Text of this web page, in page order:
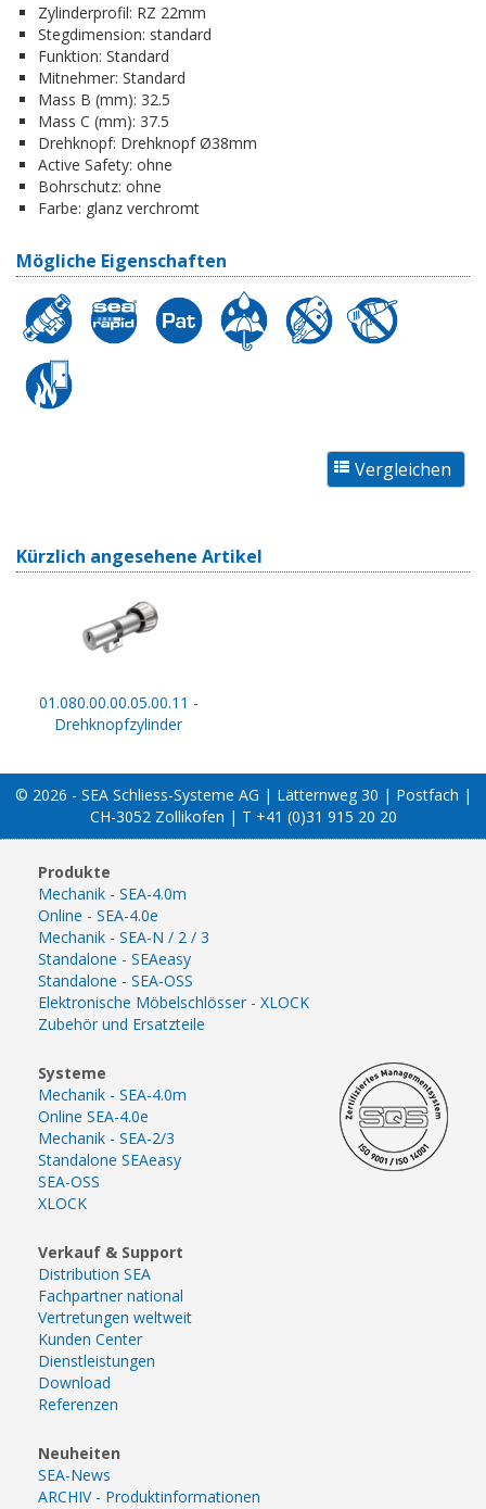
Zylinderprofil: RZ 22mm
Stegdimension: standard
Funktion: Standard
Mitnehmer: Standard
Mass B (mm): 32.5
Mass C (mm): 37.5
Drehknopf: Drehknopf Ø38mm
Active Safety: ohne
Bohrschutz: ohne
Farbe: glanz verchromt
Mögliche Eigenschaften
Kürzlich angesehene Artikel
01.080.00.00.05.00.11 -
Drehknopfzylinder
© 2026 - SEA Schliess-Systeme AG | Lätternweg 30 | Postfach |
CH-3052 Zollikofen | T +41 (0)31 915 20 20
Produkte
Mechanik - SEA-4.0m
Online - SEA-4.0e
Mechanik - SEA-N / 2 / 3
Standalone - SEAeasy
Standalone - SEA-OSS
Elektronische Möbelschlösser - XLOCK
Zubehör und Ersatzteile
Systeme
Mechanik - SEA-4.0m
Online SEA-4.0e
Mechanik - SEA-2/3
Standalone SEAeasy
SEA-OSS
XLOCK
Verkauf & Support
Distribution SEA
Fachpartner national
Vertretungen weltweit
Kunden Center
Dienstleistungen
Download
Referenzen
Neuheiten
SEA-News
ARCHIV - Produktinformationen